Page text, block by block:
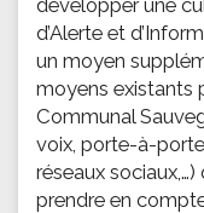
d’Alerte et
un moyen
moyens existants
Communal
voix, porte-à-
réseaux
prendre en